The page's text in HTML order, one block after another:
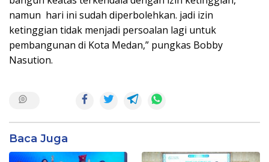
namun hari ini sudah diperbolehkan. jadi izin
ketinggian tidak menjadi persoalan lagi untuk
pembangunan di Kota Medan,” pungkas Bobby
Nasution.
Baca Juga